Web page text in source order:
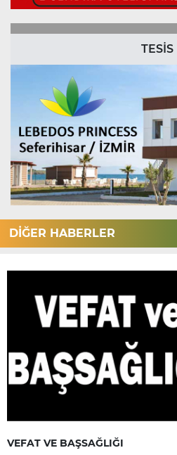
TESİS
DİĞER HABERLER
VEFAT VE BAŞSAĞLIĞI